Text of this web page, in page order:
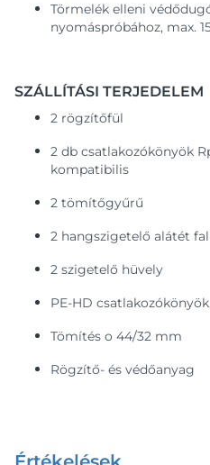
Törmelék elleni
nyomáspróbához, max.
SZÁLLÍTÁSI TERJEDELEM
2 rögzítőfül
2 db csatlakozókönyök
kompatibilis
2 tömítőgyűrű
2 hangszigetelő alátét
2 szigetelő hüvely
PE-HD
Tömítés o 44/32 mm
Rögzítő- és védőanyag